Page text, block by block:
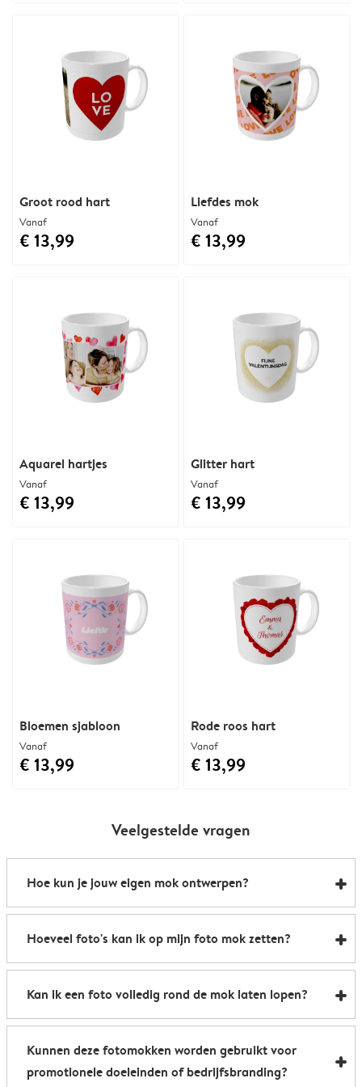
Aquarel hartjes
Vanaf
€ 13,99
Rode roos hart
Vanaf
€ 13,99
Groot rood hart
Vanaf
€ 13,99
Glitter hart
Vanaf
€ 13,99
Liefdes mok
Vanaf
€ 13,99
Bloemen sjabloon
Vanaf
€ 13,99
Veelgestelde vragen
Hoe kun je jouw eigen mok ontwerpen?
Zo kun je binnen enkele minuten je eigen mok laten
bedrukken:
1. Kies het soort mok (klassiek, magisch enz.)
kant-en-klare ontwerpen
3. Voeg namen, quotes of wat dan ook toe om de mok
te personaliseren
4. Bekijk een voorbeeld van je fotomok en plaats
Hoeveel foto's kan ik op mijn foto mok zetten?
Er passen tot wel 18 foto's op één mok
Kan ik een foto volledig rond de mok laten lopen?
Wil je echt impact maken? Maak er dan een
panoramamok van. Je kunt in de editor kiezen of je
jouw mok wilt laten bedrukken met een foto aan één
Kunnen deze fotomokken worden gebruikt voor
promotionele doeleinden of bedrijfsbranding?